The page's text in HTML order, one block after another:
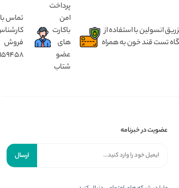
از ۵ سال تا ۹۰ سال ، تست دستگاه تزریق انسولین با استفاده از
تست قند خون به همراه
پرداخت
امن
باکارت
های
عضو
شتاب
تماس با
فروش
عضویت در خبرنامه
ارسال